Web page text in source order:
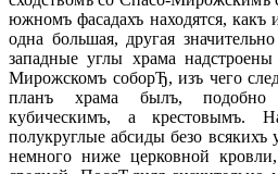
южномъ фасадахъ находятся, какъ
одна большая, другая
западные углы храма
Мирожскомъ соборЂ, изъ чего
планъ храма былъ, подобно
кубическимъ, а крестовымъ.
полукруглые абсиды безо всякихъ
немного ниже церковной